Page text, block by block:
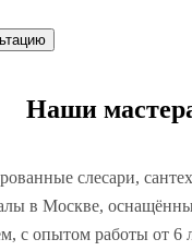
Наши
слесари,
в Москве,
с опытом работы от 6